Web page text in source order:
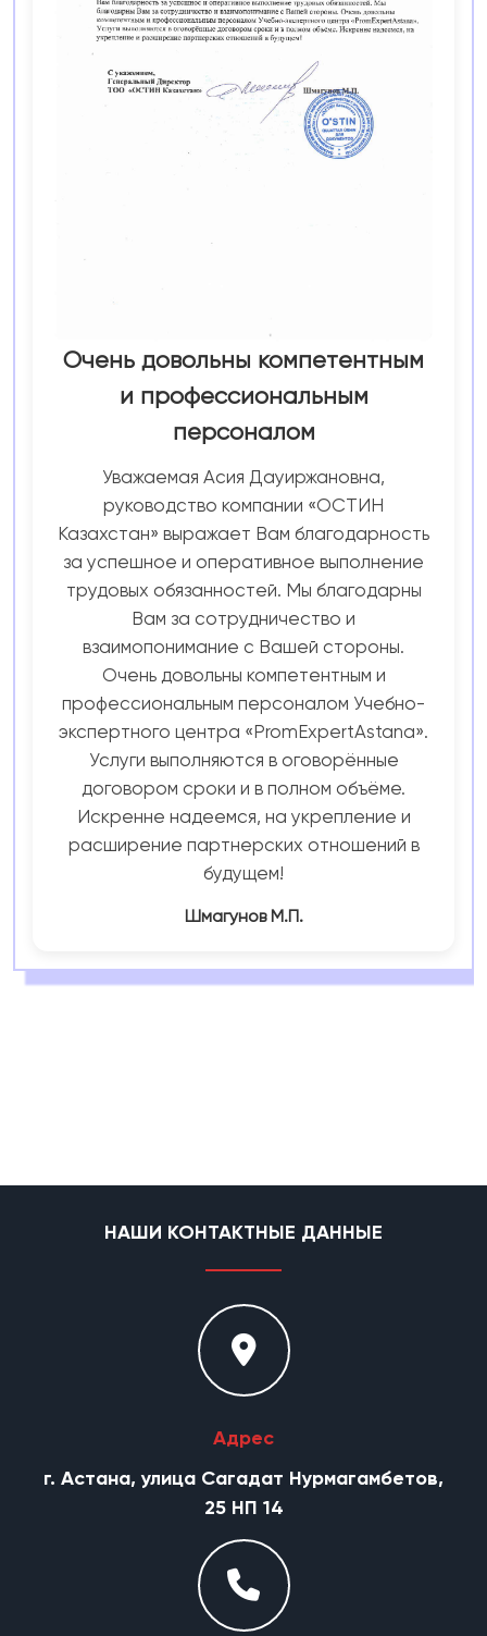
Очень довольны компетентным
и профессиональным
персоналом
Уважаемая Асия Дауиржановна,
руководство компании «ОСТИН
Казахстан» выражает Вам благодарность
за успешное и оперативное выполнение
трудовых обязанностей. Мы благодарны
Вам за сотрудничество и
взаимопонимание с Вашей стороны.
Очень довольны компетентным и
профессиональным персоналом Учебно-
экспертного центра «PromExpertAstana».
Услуги выполняются в оговорённые
договором сроки и в полном объёме.
Искренне надеемся, на укрепление и
расширение партнерских отношений в
будущем!
Шмагунов М.П.
НАШИ КОНТАКТНЫЕ ДАННЫЕ
Адрес
г. Астана, улица Сагадат Нурмагамбетов,
25 НП 14